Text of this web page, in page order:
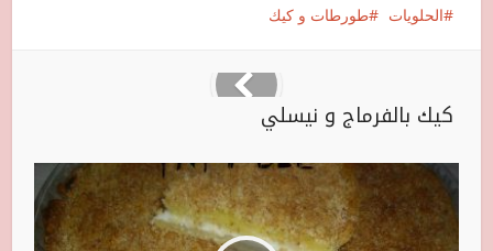
الحلويات طورطات و كيك
كيك بالفرماج و نيسلي